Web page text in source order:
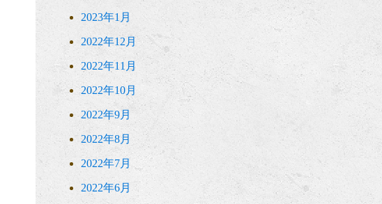
2023年1月
2022年12月
2022年11月
2022年10月
2022年9月
2022年8月
2022年7月
2022年6月